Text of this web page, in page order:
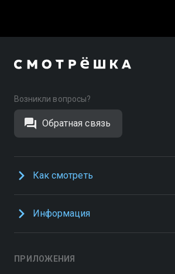
Возникли вопросы?
Обратная связь
Как смотреть
Информация
ПРИЛОЖЕНИЯ